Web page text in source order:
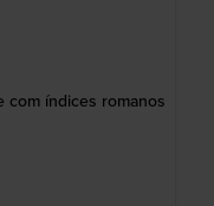
com índices romanos